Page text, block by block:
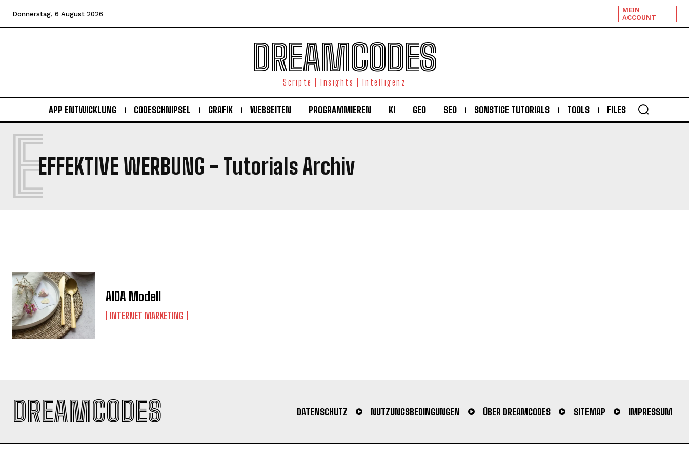
Donnerstag, 6 August 2026
MEIN
ACCOUNT
DREAMCODES
Scripte | Insights | Intelligenz
APP ENTWICKLUNG CODESCHNIPSEL GRAFIK WEBSEITEN PROGRAMMIEREN KI GEO SEO SONSTIGE TUTORIALS TOOLS FILES
EFFEKTIVE WERBUNG
E - Tutorials Archiv
AIDA Modell
INTERNET MARKETING
DREAMCODES DATENSCHUTZ NUTZUNGSBEDINGUNGEN ÜBER DREAMCODES SITEMAP IMPRESSUM